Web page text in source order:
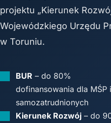
projektu „Kierunek
Wojewódzkiego Urzędu
w Toruniu.
BUR – do 80%
dofinansowania dla MŚP i
samozatrudnionych
Kierunek Rozwój – do